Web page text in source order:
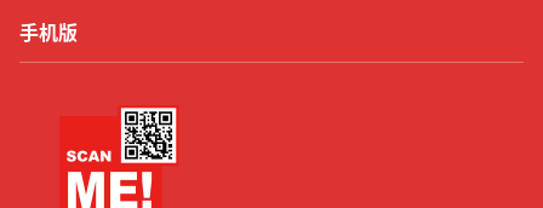
手机版